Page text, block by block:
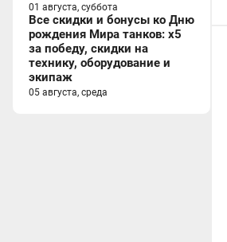
01 августа, суббота
Все скидки и бонусы ко Дню
рождения Мира танков: x5
за победу, скидки на
технику, оборудование и
экипаж
05 августа, среда